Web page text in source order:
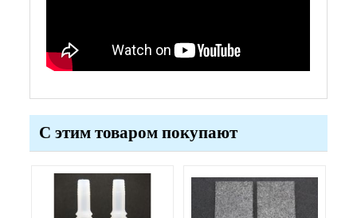
С этим товаром покупают